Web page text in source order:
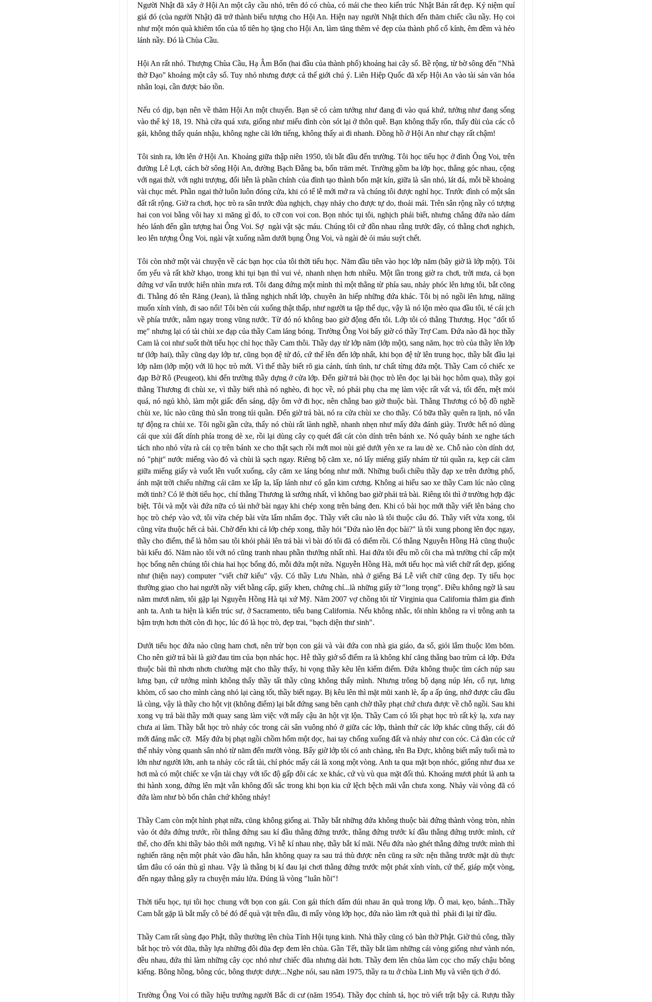
Người Nhật đã xây ở Hội An một cây cầu nhỏ, trên đó có chùa, có mái che theo kiến trúc Nhật Bản rất đẹp. Kỷ niệm quí
giá đó (của người Nhật) đã trở thành biểu tượng cho Hội An. Hiện nay người Nhật thích đến thăm chiếc cầu nầy. Họ coi
như một món quà khiêm tốn của tổ tiên họ tặng cho Hội An, làm tăng thêm vẻ đẹp của thành phố cổ kính, êm đềm và hẻo
lánh nầy. Ðó là Chùa Cầu.
Hội An rất nhỏ. Thượng Chùa Cầu, Hạ Âm Bổn (hai đầu của thành phố) khoảng hai cây số. Bề rộng, từ bờ sông đến "Nhà
thờ Ðạo" khoảng một cây số. Tuy nhỏ nhưng được cả thế giới chú ý. Liên Hiệp Quốc đã xếp Hội An vào tài sản văn hóa
nhân loại, cần được bảo tồn.
Nếu có dịp, bạn nên về thăm Hội An một chuyến. Bạn sẽ có cảm tưởng như đang đi vào quá khứ, tưởng như đang sống
vào thế kỷ 18, 19. Nhà cửa quá xưa, giống như miếu đình còn sót lại ở thôn quê. Bạn không thấy rốn, thấy đùi của các cô
gái, không thấy quán nhậu, không nghe cãi lớn tiếng, không thấy ai đi nhanh. Ðồng hồ ở Hội An như chạy rất chậm!
Tôi sinh ra, lớn lên ở Hội An. Khoảng giữa thập niên 1950, tôi bắt đầu đến trường. Tôi học tiểu học ở đình Ông Voi, trên
đường Lê Lợi, cách bờ sông Hội An, đường Bạch Ðằng ba, bốn trăm mét. Trường gồm ba lớp học, thẳng góc nhau, cộng
với ngai thờ, với nghi trượng, đối liễn là phần chính của đình tạo thành bốn mặt kín, giữa là sân nhỏ, lát đá, mỗi bề khoảng
vài chục mét. Phần ngai thờ luôn luôn đóng cửa, khi có tế lễ mới mở ra và chúng tôi được nghỉ học. Trước đình có một sân
đất rất rộng. Giờ ra chơi, học trò ra sân trước đùa nghịch, chạy nhảy cho được tự do, thoải mái. Trên sân rộng nầy có tượng
hai con voi bằng vôi hay xi măng gì đó, to cỡ con voi con. Bọn nhóc tụi tôi, nghịch phải biết, nhưng chẳng đứa nào dám
héo lánh đến gần tượng hai Ông Voi. Sợ ngài vật sặc máu. Chúng tôi cứ đồn nhau rằng trước đây, có thằng chơi nghịch,
leo lên tượng Ông Voi, ngài vật xuống nằm dưới bụng Ông Voi, và ngài đè ói máu suýt chết.
Tôi còn nhớ một vài chuyện về các bạn học của tôi thời tiểu học. Năm đầu tiên vào học lớp năm (bây giờ là lớp một). Tôi
ốm yếu và rất khờ khạo, trong khi tụi bạn thì vui vẻ, nhanh nhẹn hơn nhiều. Một lần trong giờ ra chơi, trời mưa, cả bọn
đứng vơ vẩn trước hiên nhìn mưa rơi. Tôi đang đứng một mình thì một thằng từ phía sau, nhảy phóc lên lưng tôi, bắt cõng
đi. Thằng đó tên Răng (Jean), là thằng nghịch nhất lớp, chuyên ăn hiếp những đứa khác. Tôi bị nó ngồi lên lưng, năïng
muốn xính vính, đi sao nổi! Tôi bèn cúi xuống thật thấp, như người ta tập thể dục, vậy là nó lộn mèo qua đầu tôi, té cái ịch
về phía trước, nằm ngay trong vũng nước. Từ đó nó không bao giờ động đến tôi. Lớp tôi có thằng Thương. Học "dốt tổ
mẹ" nhưng lại có tài chùi xe đạp của thầy Cam láng bóng. Trường Ông Voi bấy giờ có thầy Trợ Cam. Ðứa nào đã học thầy
Cam là coi như suốt thời tiểu học chỉ học thầy Cam thôi. Thầy dạy từ lớp năm (lớp một), sang năm, học trò của thầy lên lớp
tư (lớp hai), thầy cũng dạy lớp tư, cũng bọn đệ tử đó, cứ thế lên đến lớp nhất, khi bọn đệ tử lên trung học, thầy bắt đầu lại
lớp năm (lớp một) với lũ học trò mới. Vì thế thầy biết rõ gia cảnh, tính tình, tư chất từng đứa một. Thầy Cam có chiếc xe
đạp Bờ Rô (Peugeot), khi đến trường thầy dựng ở cửa lớp. Ðến giờ trả bài (học trò lên đọc lại bài học hôm qua), thầy gọi
thằng Thương đi chùi xe, vì thầy biết nhà nó nghèo, đi học về, nó phải phụ cha mẹ làm việc rất vất vả, tối đến, mệt mỏi
quá, nó ngủ khò, làm một giấc đến sáng, dậy ôm vở đi học, nên chẳng bao giờ thuộc bài. Thằng Thương có bộ đồ nghề
chùi xe, lúc nào cũng thủ sẵn trong túi quần. Ðến giờ trả bài, nó ra cửa chùi xe cho thầy. Có bữa thầy quên ra lịnh, nó vẫn
tự động ra chùi xe. Tôi ngồi gần cửa, thấy nó chùi rất lành nghề, nhanh nhẹn như mấy đứa đánh giày. Trước hết nó dùng
cái que xủi đất dính phía trong dè xe, rồi lại dùng cây cọ quét đất cát còn dính trên bánh xe. Nó quây bánh xe nghe tách
tách nho nhỏ vừa rà cái cọ trên bánh xe cho thật sạch rồi mới moi nùi giẻ dưới yên xe ra lau dè xe. Chỗ nào còn dính dơ,
nó "phịt" nước miếng vào đó và chùi là sạch ngay. Riêng bộ căm xe, nó lấy miếng giấy nhám từ túi quần ra, kẹp cái căm
giữa miếng giấy và vuốt lên vuốt xuống, cây căm xe láng bóng như mới. Những buổi chiều thầy đạp xe trên đường phố,
ánh mặt trời chiếu những cái căm xe lấp la, lấp lánh như có gắn kim cương. Không ai hiểu sao xe thầy Cam lúc nào cũng
mới tinh? Có lẽ thời tiểu học, chỉ thằng Thương là sướng nhất, vì không bao giờ phải trả bài. Riêng tôi thì ở trường hợp đặc
biệt. Tôi và một vài đứa nữa có tài nhớ bài ngay khi chép xong trên bảng đen. Khi có bài học mới thầy viết lên bảng cho
học trò chép vào vở, tôi vừa chép bài vừa lẩm nhẩm đọc. Thầy viết câu nào là tôi thuộc câu đó. Thầy viết vừa xong, tôi
cũng vừa thuộc hết cả bài. Chờ đến khi cả lớp chép xong, thầy hỏi "Ðứa nào lên đọc bài?" là tôi xung phong lên đọc ngay,
thầy cho điểm, thế là hôm sau tôi khỏi phải lên trả bài vì bài đó tôi đã có điểm rồi. Có thằng Nguyễn Hồng Hà cũng thuộc
bài kiểu đó. Năm nào tôi với nó cũng tranh nhau phần thưởng nhất nhì. Hai đứa tôi đều mồ côi cha mà trường chỉ cấp một
học bổng nên chúng tôi chia hai học bổng đó, mỗi đứa một nửa. Nguyễn Hồng Hà, mới tiểu học mà viết chữ rất đẹp, giống
như (hiện nay) computer "viết chữ kiểu" vậy. Có thầy Lưu Nhàn, nhà ở giếng Bá Lễ viết chữ cũng đẹp. Ty tiểu học
thường giao cho hai người nầy viết bằng cấp, giấy khen, chứng chỉ...là những giấy tờ "long trọng". Ðiều không ngờ là sau
năm mươi năm, tôi gặp lại Nguyễn Hồng Hà tại xứ Mỹ. Năm 2007 vợ chồng tôi từ Virginia qua California thăm gia đình
anh ta. Anh ta hiện là kiến trúc sư, ở Sacramento, tiểu bang California. Nếu không nhắc, tôi nhìn không ra vì trông anh ta
bậm trợn hơn thời còn đi học, lúc đó là học trò, đẹp trai, "bạch diện thư sinh".
Dưới tiểu học đứa nào cũng ham chơi, nên trừ bọn con gái và vài đứa con nhà gia giáo, đa số, giỏi lắm thuộc lõm bõm.
Cho nên giờ trả bài là giờ đau tim của bọn nhác học. Hễ thầy giở sổ điểm ra là không khí căng thẳng bao trùm cả lớp. Ðứa
thuộc bài thì nhơn nhơn chường mặt cho thầy thấy, hi vọng thầy kêu lên kiếm điểm. Ðứa không thuộc tìm cách núp sau
lưng bạn, cứ tưởng mình không thấy thầy tất thầy cũng không thấy mình. Nhưng trông bộ dạng núp lén, cổ rụt, lưng
khòm, cố sao cho mình càng nhỏ lại càng tốt, thầy biết ngay. Bị kêu lên thì mặt mũi xanh lè, ấp a ấp úng, nhớ được câu đầu
là cùng, vậy là thầy cho hột vịt (không điểm) lại bắt đứng sang bên cạnh chờ thầy phạt chứ chưa được về chỗ ngồi. Sau khi
xong vụ trả bài thầy mới quay sang làm việc với mấy cậu ăn hột vịt lộn. Thầy Cam có lối phạt học trò rất kỳ lạ, xưa nay
chưa ai làm. Thầy bắt học trò nhảy cóc trong cái sân vuông nhỏ ở giữa các lớp, thành thử các lớp khác cũng thấy, cái đó
mới đáng mắc cỡ. Mấy đứa bị phạt ngồi chồm hổm một dọc, hai tay chống xuống đất và nhảy như con cóc. Cả đàn cóc cứ
thế nhảy vòng quanh sân nhỏ từ năm đến mười vòng. Bấy giờ lớp tôi có anh chàng, tên Ba Ðực, không biết mấy tuổi mà to
lớn như người lớn, anh ta nhảy cóc rất tài, chỉ phóc mấy cái là xong một vòng. Anh ta qua mặt bọn nhóc, giống như đua xe
hơi mà có một chiếc xe vận tải chạy với tốc độ gấp đôi các xe khác, cứ vù vù qua mặt đối thủ. Khoảng mươi phút là anh ta
thi hành xong, đứng lên mặt vẫn không đổi sắc trong khi bọn kia cứ lệch bệch mãi vẫn chưa xong. Nhảy vài vòng đã có
đứa làm như bò bốn chân chứ không nhảy!
Thầy Cam còn một hình phạt nữa, cũng không giống ai. Thầy bắt những đứa không thuộc bài đứng thành vòng tròn, nhìn
vào ót đứa đứng trước, rồi thằng đứng sau kí đầu thằng đứng trước, thằng đứng trước kí đầu thằng đứng trước mình, cứ
thế, cho đến khi thầy bảo thôi mới ngưng. Vì hễ kí nhau nhẹ, thầy bắt kí mãi. Nếu đứa nào ghét thằng đứng trước mình thì
nghiến răng nện một phát vào đầu hắn, hắn không quay ra sau trả thù được nên cũng ra sức nện thằng trước mặt dù thực
tâm đâu có oán thù gì nhau. Vậy là thằng bị kí đau lại chơi thằng đứng trước một phát xính vính, cứ thế, giáp một vòng,
đến ngay thằng gây ra chuyện máu lửa. Ðúng là vòng "luân hồi"!
Thời tiểu học, tụi tôi học chung với bọn con gái. Con gái thích dấm dúi nhau ăn quà trong lớp. Ô mai, kẹo, bánh...Thầy
Cam bắt gặp là bắt mấy cô bé đó để quà vặt trên đầu, đi mấy vòng lớp học, đứa nào làm rớt quà thì phải đi lại từ đầu.
Thầy Cam rất sùng đạo Phật, thầy thường lên chùa Tỉnh Hội tụng kinh. Nhà thầy cũng có bàn thờ Phật. Giờ thủ công, thầy
bắt học trò vót đũa, thầy lựa những đôi đũa đẹp đem lên chùa. Gần Tết, thầy bắt làm những cái vòng giống như vành nón,
đều nhau, đứa thì làm những cây cọc nhỏ như chiếc đũa nhưng dài hơn. Thầy đem lên chùa làm cọc cho mấy chậu bông
kiểng. Bông hồng, bông cúc, bông thược dược...Nghe nói, sau năm 1975, thầy ra tu ở chùa Linh Mụ và viên tịch ở đó.
Trường Ông Voi có thầy hiệu trưởng người Bắc di cư (năm 1954). Thầy đọc chính tả, học trò viết trật bậy cả. Rượu thầy